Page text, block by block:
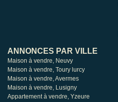
ANNONCES PAR VILLE
Maison à vendre, Neuvy
Maison à vendre, Toury lurcy
Maison à vendre, Avermes
Maison à vendre, Lusigny
Appartement à vendre, Yzeure